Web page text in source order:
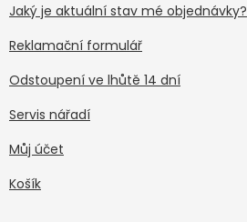
Jaký je aktuální stav mé objednávky?
Reklamační formulář
Odstoupení ve lhůtě 14 dní
Servis nářadí
Můj účet
Košík